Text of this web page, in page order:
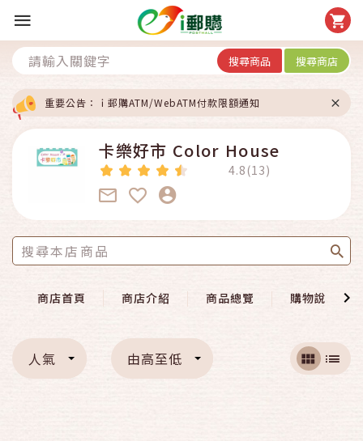
搜尋商品 搜尋商店
重要公告：ｉ郵購ATM/WebATM付款限額通知
卡樂好市 Color House
4.8(13)
商店首頁 商店介紹 商品總覽 購物說明
人氣 由高至低